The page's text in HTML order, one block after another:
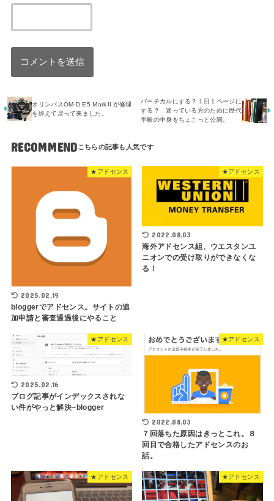
オリンパスOM-D E5 MarkⅡが修理
を終えて戻って来ました。
バーチカルにする？１日１ページに
する？ 迷っている方のために歴代
手帳の中身をちょこっと公開。
RECOMMEND
★アドセンス
2025.02.19
bloggerでアドセンス。サイトの追
加申請と審査通過後にやること
★アドセンス
2022.08.03
海外アドセンス組、ウエスタンユ
ニオンでの受け取りができなくな
る！
★アドセンス
2025.02.16
ブログ記事がインデックスされな
い件がやっと解決~blogger
★アドセンス
2022.08.03
７回落ちた原因はきっとこれ。８
回目で合格したアドセンスのお
話。
★アドセンス ★アドセンス